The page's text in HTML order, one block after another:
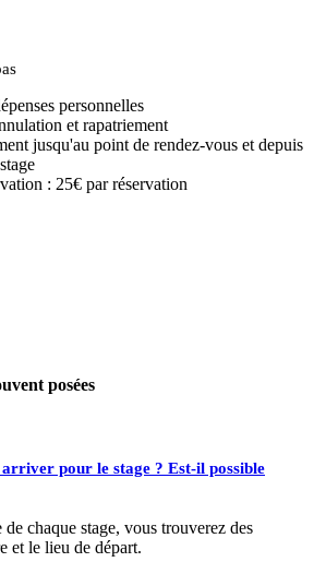
personnelles
et rapatriement
jusqu'au point de rendez-vous et depuis
: 25€ par réservation
posées
arriver pour le stage ? Est-il possible
chaque stage, vous trouverez des
et le lieu de départ.